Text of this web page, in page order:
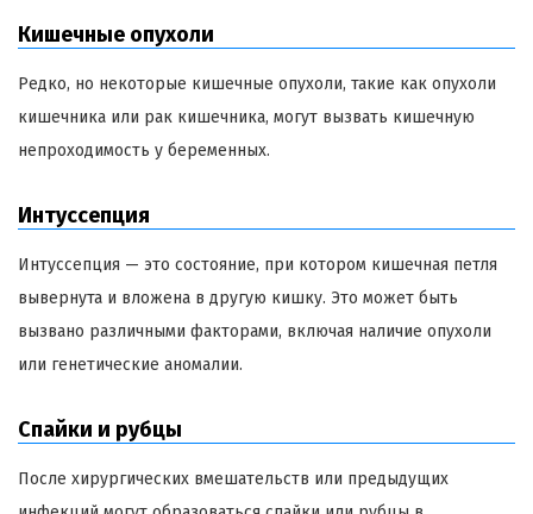
Кишечные опухоли
Редко, но некоторые кишечные опухоли, такие как опухоли
кишечника или рак кишечника, могут вызвать кишечную
непроходимость у беременных.
Интуссепция
Интуссепция — это состояние, при котором кишечная петля
вывернута и вложена в другую кишку. Это может быть
вызвано различными факторами, включая наличие опухоли
или генетические аномалии.
Спайки и рубцы
После хирургических вмешательств или предыдущих